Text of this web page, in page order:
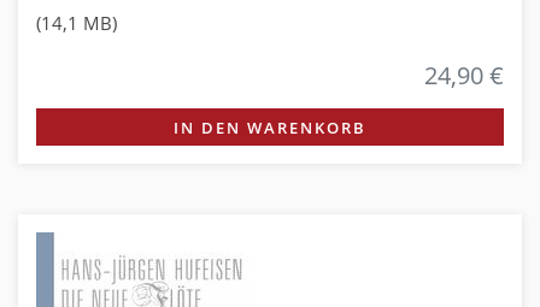
(14,1 MB)
24,90 €
IN DEN WARENKORB